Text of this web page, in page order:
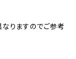
なりますのでご参考